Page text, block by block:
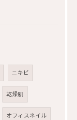
ニキビ
乾燥肌
オフィスネイル